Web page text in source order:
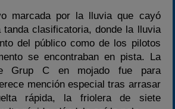
marcada por la lluvia que cayó
clasificatoria, donde la lluvia
del público como de los pilotos
se encontraban en pista. La
Grup C en mojado fue para
mención especial tras arrasar
rápida, la friolera de siete